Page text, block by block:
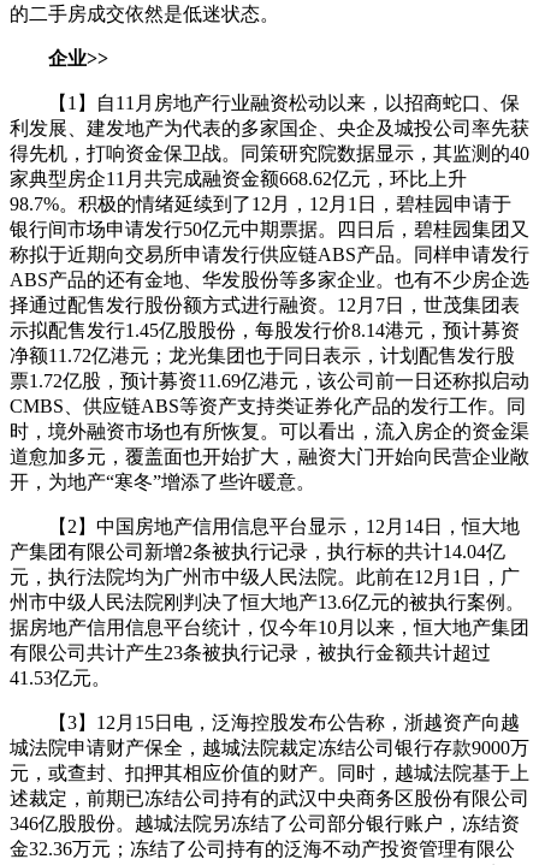
的二手房成交依然是低迷状态。
企业>>
【1】自11月房地产行业融资松动以来，以招商蛇口、保
利发展、建发地产为代表的多家国企、央企及城投公司率先获
得先机，打响资金保卫战。同策研究院数据显示，其监测的40
家典型房企11月共完成融资金额668.62亿元，环比上升
98.7%。积极的情绪延续到了12月，12月1日，碧桂园申请于
银行间市场申请发行50亿元中期票据。四日后，碧桂园集团又
称拟于近期向交易所申请发行供应链ABS产品。同样申请发行
ABS产品的还有金地、华发股份等多家企业。也有不少房企选
择通过配售发行股份额方式进行融资。12月7日，世茂集团表
示拟配售发行1.45亿股股份，每股发行价8.14港元，预计募资
净额11.72亿港元；龙光集团也于同日表示，计划配售发行股
票1.72亿股，预计募资11.69亿港元，该公司前一日还称拟启动
CMBS、供应链ABS等资产支持类证券化产品的发行工作。同
时，境外融资市场也有所恢复。可以看出，流入房企的资金渠
道愈加多元，覆盖面也开始扩大，融资大门开始向民营企业敞
开，为地产“寒冬”增添了些许暖意。
【2】中国房地产信用信息平台显示，12月14日，恒大地
产集团有限公司新增2条被执行记录，执行标的共计14.04亿
元，执行法院均为广州市中级人民法院。此前在12月1日，广
州市中级人民法院刚判决了恒大地产13.6亿元的被执行案例。
据房地产信用信息平台统计，仅今年10月以来，恒大地产集团
有限公司共计产生23条被执行记录，被执行金额共计超过
41.53亿元。
【3】12月15日电，泛海控股发布公告称，浙越资产向越
城法院申请财产保全，越城法院裁定冻结公司银行存款9000万
元，或查封、扣押其相应价值的财产。同时，越城法院基于上
述裁定，前期已冻结公司持有的武汉中央商务区股份有限公司
346亿股股份。越城法院另冻结了公司部分银行账户，冻结资
金32.36万元；冻结了公司持有的泛海不动产投资管理有限公